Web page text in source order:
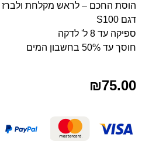
הוסת החכם – לראש מקלחת ולברז
דגם S100
ספיקה עד 8 ל' לדקה
חוסך עד 50% בחשבון המים
₪75.00